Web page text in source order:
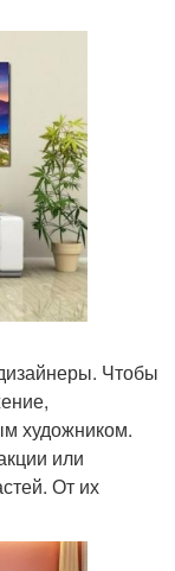
Чтобы
художником.
или
От их